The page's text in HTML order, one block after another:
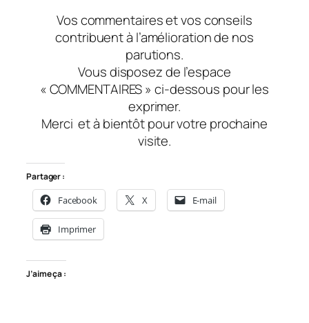
Vos commentaires et vos conseils
contribuent à l’amélioration de nos
parutions.
Vous disposez de l’espace
« COMMENTAIRES » ci-dessous pour les
exprimer.
Merci et à bientôt pour votre prochaine
visite.
Partager :
Facebook X E-mail
Imprimer
J’aime ça :